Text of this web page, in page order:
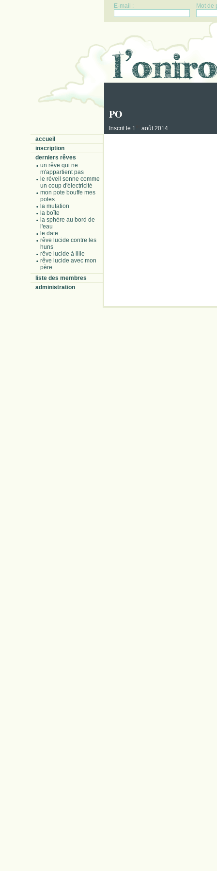
E-mail : Mot de
PO
Inscrit le 1
août 2014
accueil
inscription
derniers rêves
un rêve qui ne
m'appartient pas
le réveil sonne comme
un coup d'électricité
mon pote bouffe mes
potes
la mutation
la boîte
la sphère au bord de
l'eau
le date
rêve lucide contre les
huns
rêve lucide à lille
rêve lucide avec mon
père
liste des membres
administration